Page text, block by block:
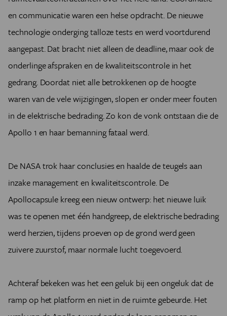
en communicatie waren een helse opdracht. De nieuwe
technologie onderging talloze tests en werd voortdurend
aangepast. Dat bracht niet alleen de deadline, maar ook de
onderlinge afspraken en de kwaliteitscontrole in het
gedrang. Doordat niet alle betrokkenen op de hoogte
waren van de vele wijzigingen, slopen er onder meer fouten
in de elektrische bedrading. Zo kon de vonk ontstaan die de
Apollo 1 en haar bemanning fataal werd.
De NASA trok haar conclusies en haalde de teugels aan
inzake management en kwaliteitscontrole. De
Apollocapsule kreeg een nieuw ontwerp: het nieuwe luik
was te openen met één handgreep, de elektrische bedrading
werd herzien, tijdens proeven op de grond werd geen
zuivere zuurstof, maar normale lucht toegevoerd.
Achteraf bekeken was het een geluk bij een ongeluk dat de
ramp op het platform en niet in de ruimte gebeurde. Het